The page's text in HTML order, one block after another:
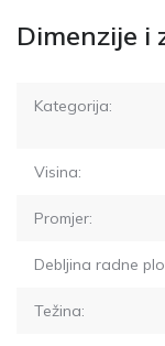
Dimenzije i
Kategorija:
Visina:
Promjer:
Debljina radne
Težina: